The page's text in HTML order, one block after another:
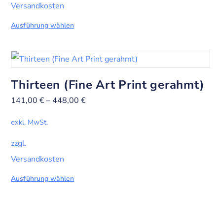
Versandkosten
Ausführung wählen
Thirteen (Fine Art Print gerahmt)
141,00€– 448,00€
exkl. MwSt.
zzgl.
Versandkosten
Ausführung wählen